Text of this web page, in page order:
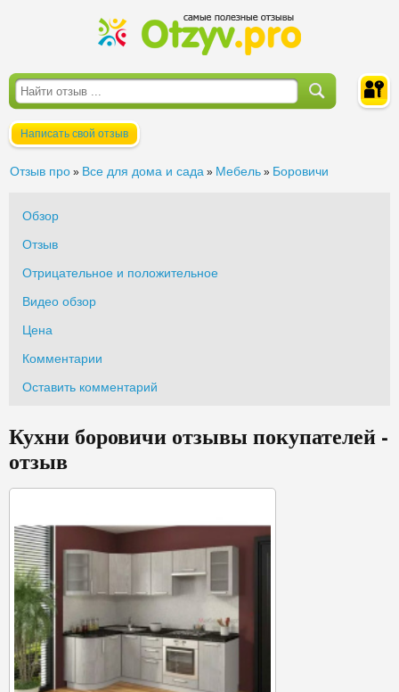
Написать свой отзыв
Отзыв про » Все для дома и сада » Мебель » Боровичи
Обзор
Отзыв
Отрицательное и положительное
Видео обзор
Цена
Комментарии
Оставить комментарий
Кухни боровичи отзывы покупателей -
отзыв